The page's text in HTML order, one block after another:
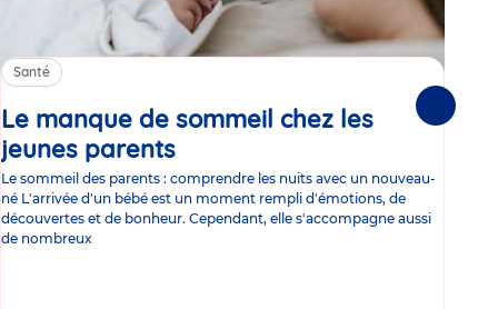
Santé
Le manque de sommeil chez les
jeunes parents
Le sommeil des parents : comprendre les nuits avec un nouveau-
né L'arrivée d'un bébé est un moment rempli d'émotions, de
découvertes et de bonheur. Cependant, elle s'accompagne aussi
de nombreux